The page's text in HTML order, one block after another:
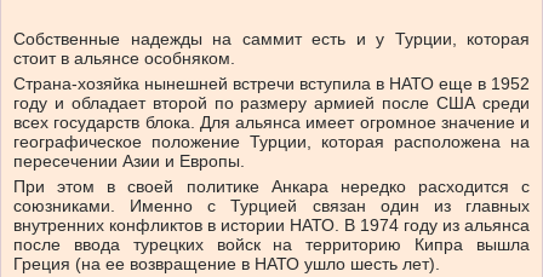
Собственные надежды на саммит есть и у Турции, которая
стоит в альянсе особняком.
Страна-хозяйка нынешней встречи вступила в НАТО еще в 1952
году и обладает второй по размеру армией после США среди
всех государств блока. Для альянса имеет огромное значение и
географическое положение Турции, которая расположена на
пересечении Азии и Европы.
При этом в своей политике Анкара нередко расходится с
союзниками. Именно с Турцией связан один из главных
внутренних конфликтов в истории НАТО. В 1974 году из альянса
после ввода турецких войск на территорию Кипра вышла
Греция (на ее возвращение в НАТО ушло шесть лет).